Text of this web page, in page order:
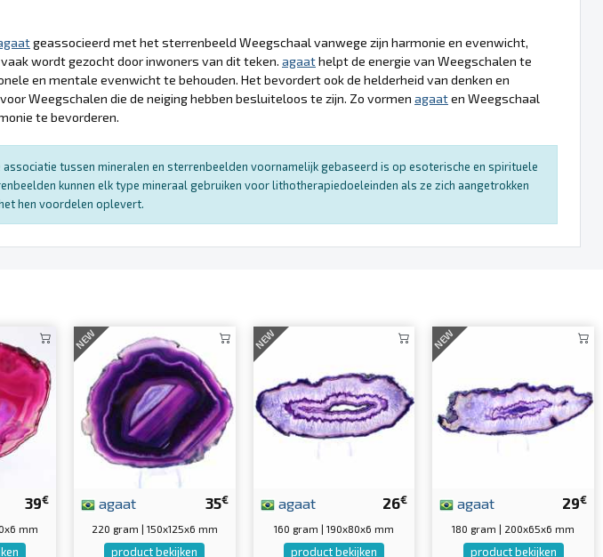
geassocieerd met het sterrenbeeld Weegschaal vanwege zijn harmonie en evenwicht,
wordt gezocht door inwoners van dit teken. agaathelpt de energie van Weegschalen te
en mentale evenwicht te behouden. Het bevordert ook de helderheid van denken en
Weegschalen die de neiging hebben besluiteloos te zijn. Zo vormen agaaten Weegschaal
te bevorderen.
tussen mineralen en sterrenbeelden voornamelijk gebaseerd is op esoterische en spirituele
kunnen elk type mineraal gebruiken voor lithotherapiedoeleinden als ze zich aangetrokken
hen voordelen oplevert.
39€
mm
NEW
35€
agaat
220 gram | 150x125x6 mm
product bekijken
NEW
26€
agaat
160 gram | 190x80x6 mm
product bekijken
NEW
29€
agaat
180 gram | 200x65x6 mm
product bekijken